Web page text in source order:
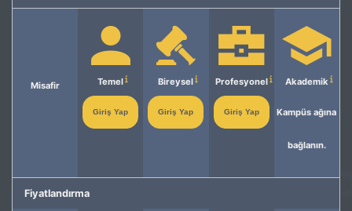
Misafir Temel
Giriş Yap
Bireysel
Giriş Yap
Profesyonel
Giriş Yap
Akademik
Kampüs ağına
bağlanın.
Fiyatlandırma